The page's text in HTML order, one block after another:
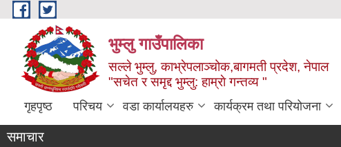
Skip to main content
भुम्लु गाउँपालिका
सल्ले भुम्लु, काभ्रेपलाञ्चोक,बागमती प्रदेश, नेपाल
"सचेत र समृद्द भुम्लु: हाम्राे गन्तव्य "
गृहपृष्ठ परिचय वडा कार्यालयहरु कार्यक्रम तथा परियोजना
समाचार